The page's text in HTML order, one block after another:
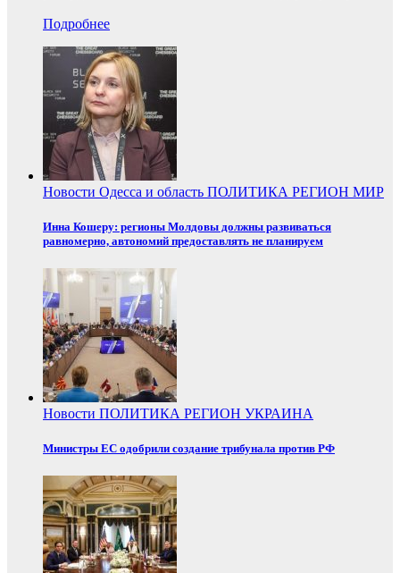
Подробнее
Новости Одесса и область ПОЛИТИКА РЕГИОН МИР
Инна Кошеру: регионы Молдовы должны развиваться
равномерно, автономий предоставлять не планируем
Новости ПОЛИТИКА РЕГИОН УКРАИНА
Министры ЕС одобрили создание трибунала против РФ